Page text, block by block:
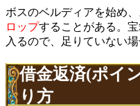
ボスのベルディアを始め
ロップすることがある。
入るので、足りていない
借金返済(ポイ
り方